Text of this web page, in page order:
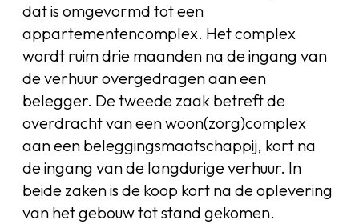
dat is omgevormd tot een
appartementencomplex. Het complex
wordt ruim drie maanden na de ingang van
de verhuur overgedragen aan een
belegger. De tweede zaak betreft de
overdracht van een woon(zorg)complex
aan een beleggingsmaatschappij, kort na
de ingang van de langdurige verhuur. In
beide zaken is de koop kort na de oplevering
van het gebouw tot stand gekomen.